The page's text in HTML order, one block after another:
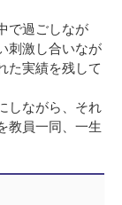
で過ごしなが
刺激し合いなが
た実績を残して
しながら、それ
教員一同、一生